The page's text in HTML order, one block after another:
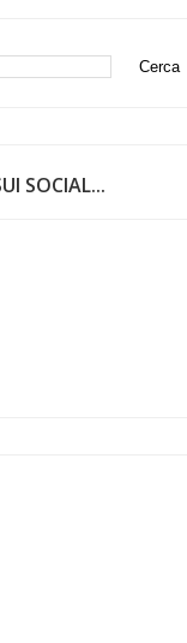
SOCIAL...